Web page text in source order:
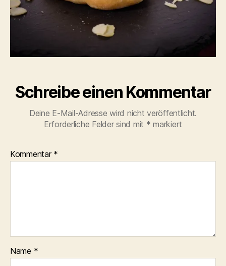
Schreibe einen Kommentar
Deine E-Mail-Adresse wird nicht veröffentlicht.
Erforderliche Felder sind mit * markiert
Kommentar *
Name *